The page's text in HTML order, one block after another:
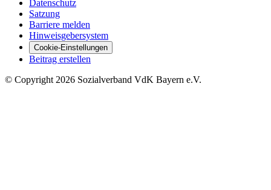
Datenschutz
Satzung
Barriere melden
Hinweisgebersystem
Cookie-Einstellungen
Beitrag erstellen
© Copyright 2026 Sozialverband VdK Bayern e.V.